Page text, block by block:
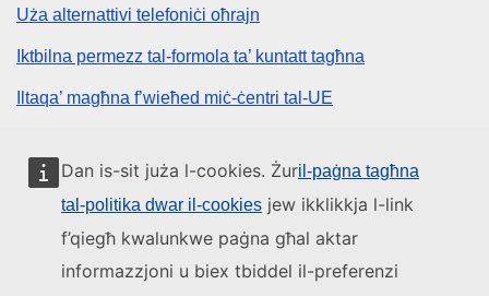
Dan is-sit juża l-cookies. Żuril-paġna tagħna
tal-politika dwar il-cookies jew ikklikkja l-link
f’qiegħ kwalunkwe paġna għal aktar
informazzjoni u biex tbiddel il-preferenzi
Uża alternattivi telefoniċi oħrajn
Iktbilna permezz tal-formola ta’ kuntatt tagħna
Iltaqa’ magħna f’wieħed miċ-ċentri tal-UE
Media soċjali
L-istituzzjonijiet u l-korpi tal-UE